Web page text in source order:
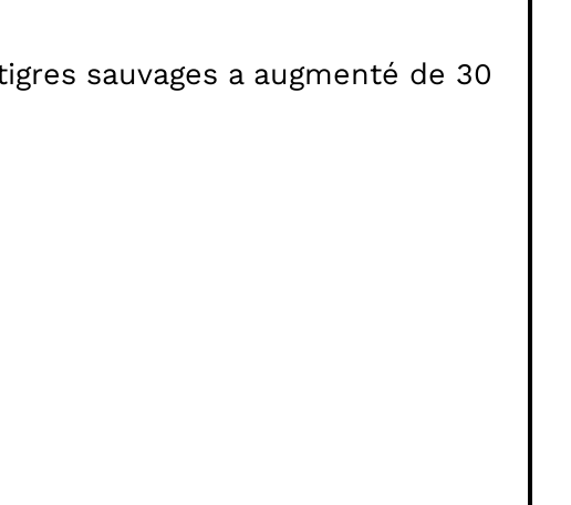
sauvages a augmenté de 30